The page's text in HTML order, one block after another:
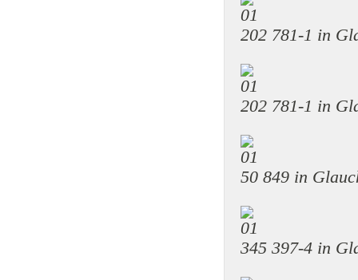
202 781-1 in
202 781-1 in
50 849 in
345 397-4 in